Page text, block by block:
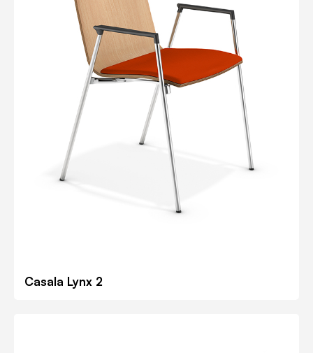
Casala Lynx 2